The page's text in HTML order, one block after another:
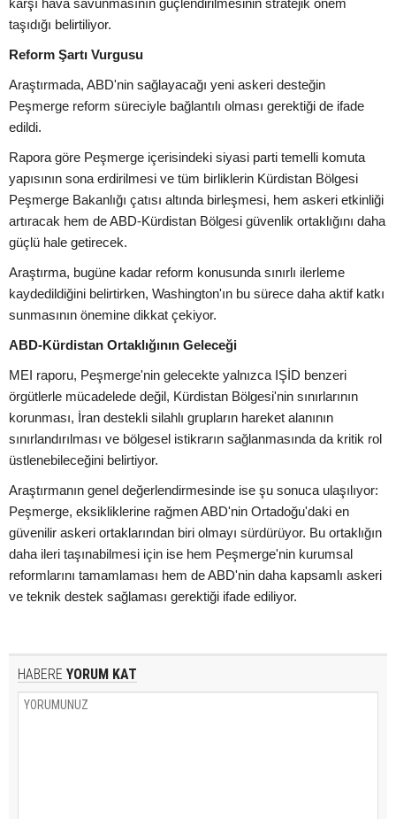
karşı hava savunmasının güçlendirilmesinin stratejik önem
taşıdığı belirtiliyor.
Reform Şartı Vurgusu
Araştırmada, ABD'nin sağlayacağı yeni askeri desteğin
Peşmerge reform süreciyle bağlantılı olması gerektiği de ifade
edildi.
Rapora göre Peşmerge içerisindeki siyasi parti temelli komuta
yapısının sona erdirilmesi ve tüm birliklerin Kürdistan Bölgesi
Peşmerge Bakanlığı çatısı altında birleşmesi, hem askeri etkinliği
artıracak hem de ABD-Kürdistan Bölgesi güvenlik ortaklığını daha
güçlü hale getirecek.
Araştırma, bugüne kadar reform konusunda sınırlı ilerleme
kaydedildiğini belirtirken, Washington'ın bu sürece daha aktif katkı
sunmasının önemine dikkat çekiyor.
ABD-Kürdistan Ortaklığının Geleceği
MEI raporu, Peşmerge'nin gelecekte yalnızca IŞİD benzeri
örgütlerle mücadelede değil, Kürdistan Bölgesi'nin sınırlarının
korunması, İran destekli silahlı grupların hareket alanının
sınırlandırılması ve bölgesel istikrarın sağlanmasında da kritik rol
üstlenebileceğini belirtiyor.
Araştırmanın genel değerlendirmesinde ise şu sonuca ulaşılıyor:
Peşmerge, eksikliklerine rağmen ABD'nin Ortadoğu'daki en
güvenilir askeri ortaklarından biri olmayı sürdürüyor. Bu ortaklığın
daha ileri taşınabilmesi için ise hem Peşmerge'nin kurumsal
reformlarını tamamlaması hem de ABD'nin daha kapsamlı askeri
ve teknik destek sağlaması gerektiği ifade ediliyor.
HABERE YORUM KAT